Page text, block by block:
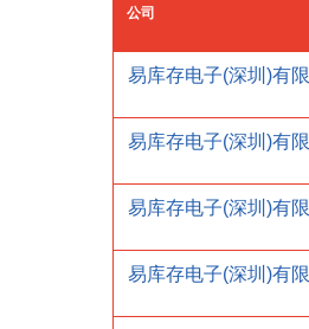
公司
易库存电子(深圳)有
易库存电子(深圳)有
易库存电子(深圳)有
易库存电子(深圳)有